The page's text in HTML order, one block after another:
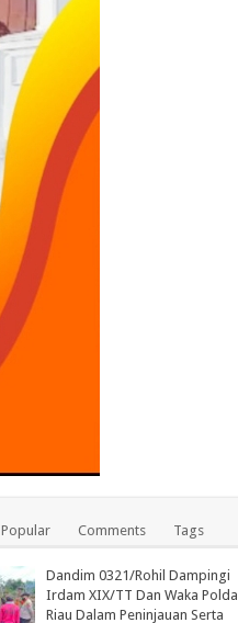
Popular Comments Tags
Dandim 0321/Rohil Dampingi
Irdam XIX/TT Dan Waka Polda
Riau Dalam Peninjauan Serta